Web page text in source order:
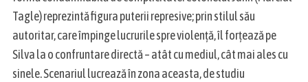
Tagle) reprezintă figura puterii represive; prin stilul său
autoritar, care împinge lucrurile spre violență, îl forțează pe
Silva la o confruntare directă – atât cu mediul, cât mai ales cu
sinele. Scenariul lucrează în zona aceasta, de studiu